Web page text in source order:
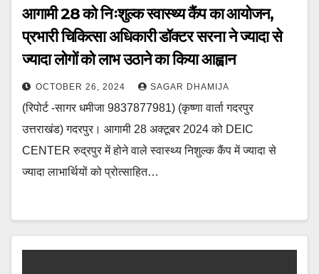
आगामी 28 को निःशुल्क स्वास्थ्य कैंप का आयोजन,
प्रभारी चिकित्सा अधिकारी डॉक्टर सरना ने ज्यादा से
ज्यादा लोगों को लाभ उठाने का किया आह्वान
OCTOBER 26, 2024 SAGAR DHAMIJA
(रिपोर्ट -सागर धमीजा 9837877981) (कृष्णा वार्ता गदरपुर
उत्तराखंड) गदरपुर। आगामी 28 अक्टूबर 2024 को DEIC
CENTER रुद्रपुर में होने वाले स्वास्थ्य निशुल्क कैंप में ज्यादा से
ज्यादा लाभार्थियों को प्रोत्साहित…